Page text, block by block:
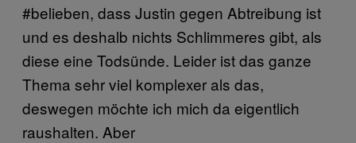
#belieben, dass Justin gegen Abtreibung ist
und es deshalb nichts Schlimmeres gibt, als
diese eine Todsünde. Leider ist das ganze
Thema sehr viel komplexer als das,
deswegen möchte ich mich da eigentlich
raushalten. Aber